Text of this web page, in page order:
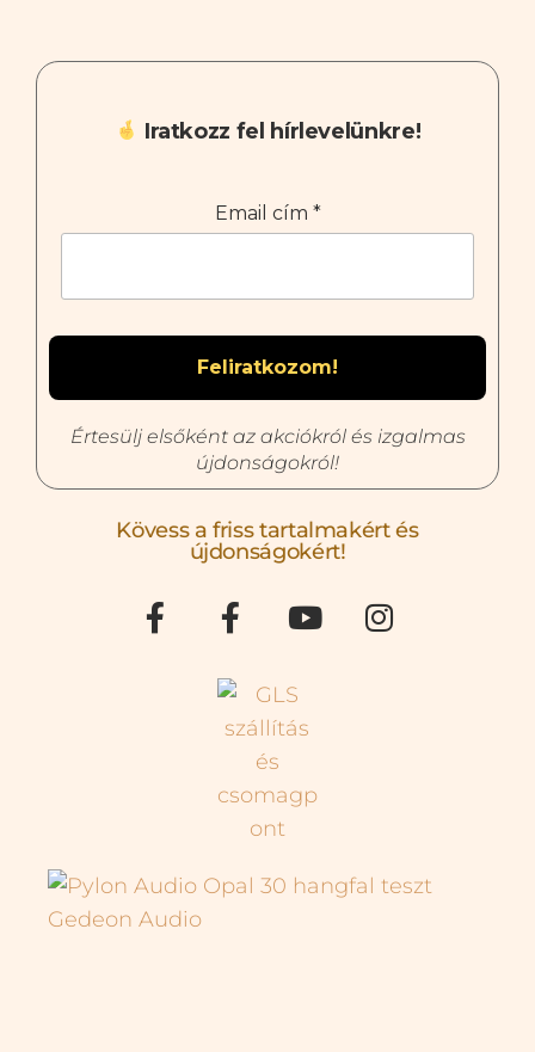
Iratkozz fel hírlevelünkre!
Email cím *
Értesülj elsőként az akciókról és izgalmas
újdonságokról!
Kövess a friss tartalmakért és
újdonságokért!